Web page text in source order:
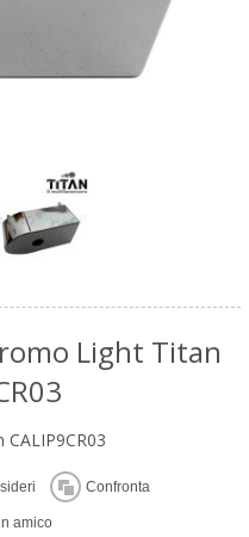
Light Titan